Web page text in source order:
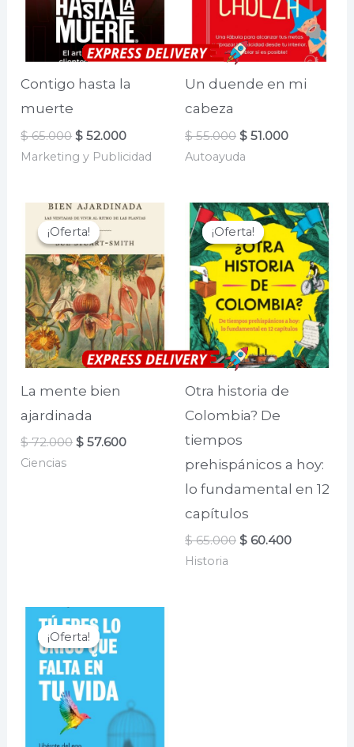
Contigo hasta la
muerte
$65.000 El
precio
original
$ 52.000El
precio
actual
Marketing y Publicidad
Un duende en mi
cabeza
$55.000 El
original
$ 51.000El
Autoayuda
¡Oferta!
¡Oferta!
La mente bien
ajardinada
$72.000 El
$ 57.600El
Ciencias
¡Oferta!
¡Oferta!
Otra historia de
Colombia? De
tiempos
prehispánicos a hoy:
lo fundamental en 12
capítulos
$65.000 El
$ 60.400El
Historia
¡Oferta!
¡Oferta!